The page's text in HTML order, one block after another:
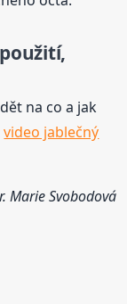
na co a jak
video jablečný
Marie Svobodová